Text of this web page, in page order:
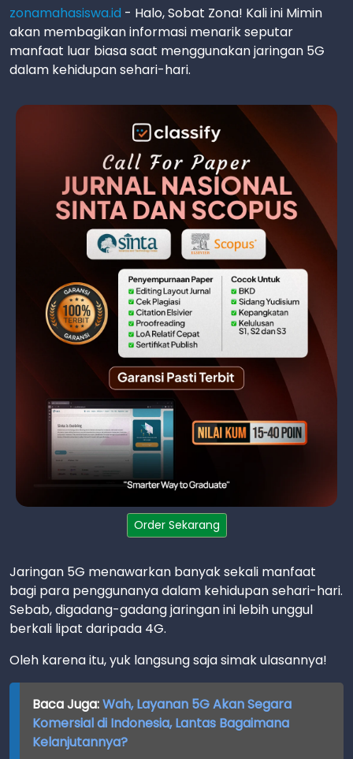
zonamahasiswa.id - Halo, Sobat Zona! Kali ini Mimin
akan membagikan informasi menarik seputar
manfaat luar biasa saat menggunakan jaringan 5G
dalam kehidupan sehari-hari.
Order Sekarang
Jaringan 5G menawarkan banyak sekali manfaat
bagi para penggunanya dalam kehidupan sehari-hari.
Sebab, digadang-gadang jaringan ini lebih unggul
berkali lipat daripada 4G.
Oleh karena itu, yuk langsung saja simak ulasannya!
Baca Juga:Wah, Layanan 5G Akan Segara
Komersial di Indonesia, Lantas Bagaimana
Kelanjutannya?